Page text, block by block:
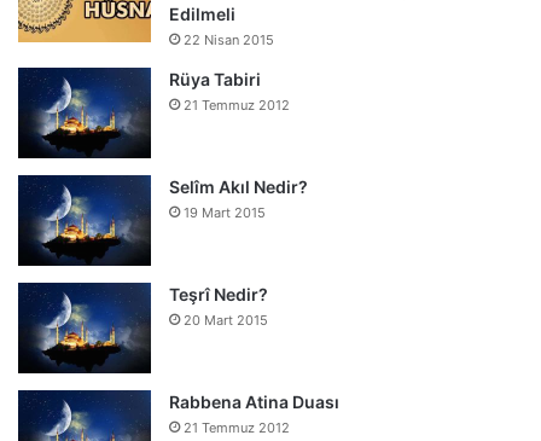
Edilmeli
22 Nisan 2015
Rüya Tabiri
21 Temmuz 2012
Selîm Akıl Nedir?
19 Mart 2015
Teşrî Nedir?
20 Mart 2015
Rabbena Atina Duası
21 Temmuz 2012